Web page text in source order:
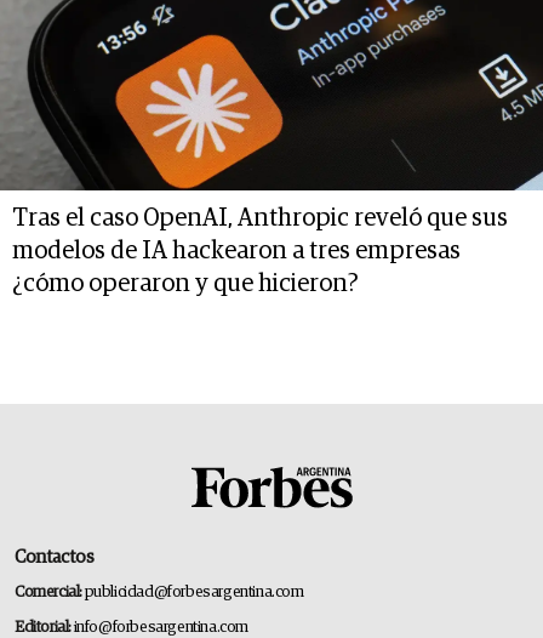
Tras el caso OpenAI, Anthropic reveló que sus
modelos de IA hackearon a tres empresas
¿cómo operaron y que hicieron?
Contactos
Comercial:publicidad@forbesargentina.com
Editorial:info@forbesargentina.com